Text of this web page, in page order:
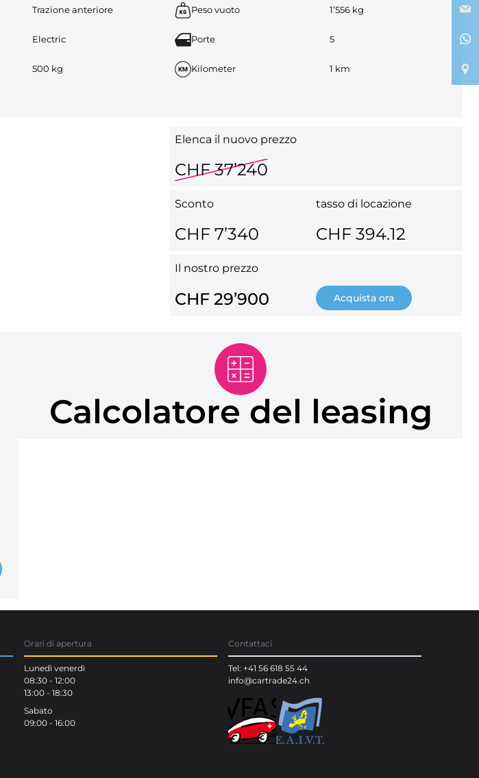
Trazione anteriore Peso vuoto 1’556 kg
Electric Porte 5
500 kg Kilometer 1 km
Elenca il nuovo prezzo
CHF 37’240
Sconto
CHF 7’340
tasso di locazione
CHF 394.12
Il nostro prezzo
CHF 29’900 Acquista ora
Calcolatore del leasing
Orari di apertura
Lunedì venerdì
08:30 - 12:00
13:00 - 18:30
Sabato
09:00 - 16:00
Contattaci
Tel: +41 56 618 55 44
info@cartrade24.ch